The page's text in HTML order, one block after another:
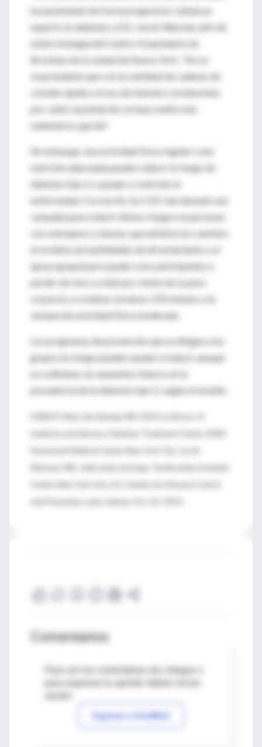
ha aumentado de forma progresiva", señala un
experto en diabetes, el Dr. Jacob Warman, jefe de
endocrinología del Centro Hospitalario de
Brooklyn de la ciudad de Nueva York. "No es
sorprendente que con la cantidad de cadenas de
comida rápida y el uso de Internet y la televisión
por cable, la población se haya vuelto más
sedentaria y gorda".
Sin embargo, una actividad física regular y una
nutrición adecuada pueden reducir el riesgo de
diabetes tipo 2 y ayudar a controlar la
enfermedad. Con ese fin, los CDC han lanzado una
campaña para reducir dichos riesgos en personas
con sobrepeso y obesas, que enfatiza los cambios
en la dieta, las habilidades de afrontamiento y el
apoyo grupal para ayudar a los participantes a
perder de cinco a siete por ciento de su peso
corporal, y a realizar al menos 150 minutos a la
semana de actividad física moderada.
Los programas de prevención que se dirigen a los
grupos en riesgo pueden ayudar a reducir, aunque
no a eliminar, los aumentos futuros en la
prevalencia de la diabetes tipo 2, según el estudio.
Comentarios
Para ver los comentarios de colegas o
Ingresar a IntraMed